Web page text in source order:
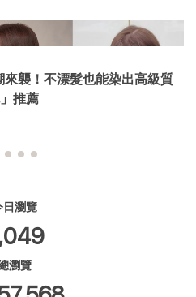
文心店 女生白髮共存 × 巴
日瀏覽
瀏覽